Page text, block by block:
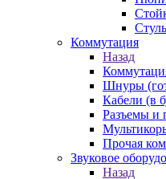
Коммутация
Назад
Шнуры
Кабели (в
Разъемы и
Прочая
Звуковое
Назад